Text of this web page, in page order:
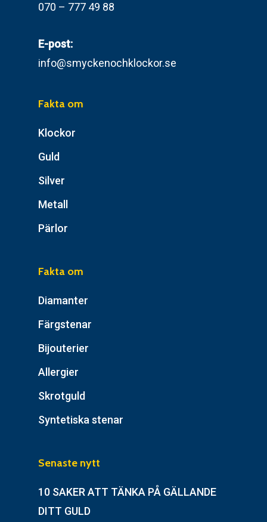
070 – 777 49 88
E-post:
info@smyckenochklockor.se
Fakta om
Klockor
Guld
Silver
Metall
Pärlor
Fakta om
Diamanter
Färgstenar
Bijouterier
Allergier
Skrotguld
Syntetiska stenar
Senaste nytt
10 SAKER ATT TÄNKA PÅ GÄLLANDE
DITT GULD